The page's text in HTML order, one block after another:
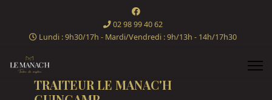
02 98 99 40 62
Lundi : 9h30/17h - Mardi/Vendredi : 9h/13h - 14h/17h30
TRAITEUR LE MANAC'H